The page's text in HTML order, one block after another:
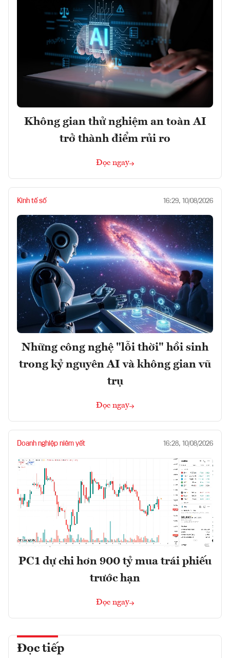
Không gian thử nghiệm an toàn AI
trở thành điểm rủi ro
Đọc ngay
Kinh tế số 16:29, 10/08/2026
Những công nghệ "lỗi thời" hồi sinh
trong kỷ nguyên AI và không gian vũ
trụ
Đọc ngay
Doanh nghiệp niêm yết 16:28, 10/08/2026
PC1 dự chi hơn 900 tỷ mua trái phiếu
trước hạn
Đọc ngay
Đọc tiếp